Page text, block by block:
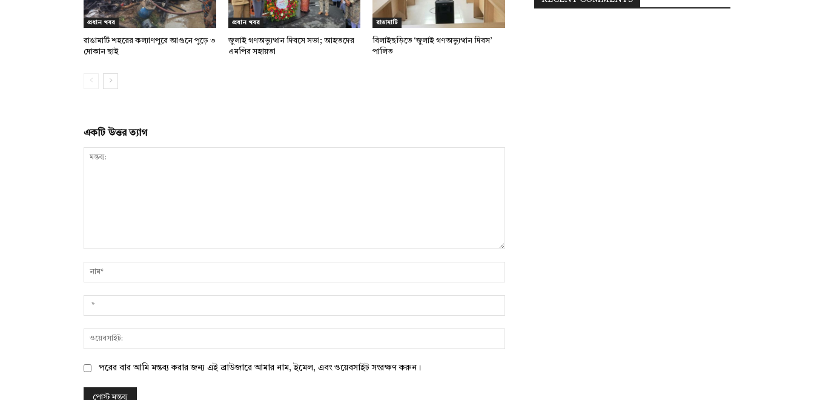
প্রধান খবর
রাঙামাটি শহরের কল্যাণপুরে আগুনে পুড়ে ৩
দোকান ছাই
প্রধান খবর
জুলাই গণঅভ্যুত্থান দিবসে সভা; আহতদের
এমপির সহায়তা
রাঙামাটি
বিলাইছড়িতে ‘জুলাই গণঅভ্যুত্থান দিবস’
পালিত
একটি উত্তর ত্যাগ
পরের বার আমি মন্তব্য করার জন্য এই ব্রাউজারে আমার নাম, ইমেল, এবং ওয়েবসাইট সংরক্ষণ করুন।